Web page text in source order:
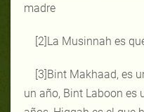
madre
[2]La Musinnah es
[3]Bint Makhaad, es
un año, Bint Laboon es